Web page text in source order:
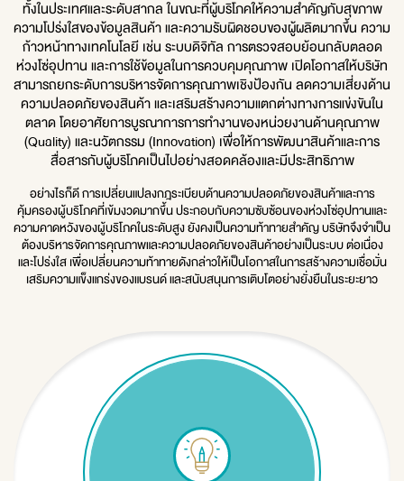
ทั้งในประเทศและระดับสากล ในขณะที่ผู้บริโภคให้ความสำคัญกับสุขภาพ
ความโปร่งใสของข้อมูลสินค้า และความรับผิดชอบของผู้ผลิตมากขึ้น ความ
ก้าวหน้าทางเทคโนโลยี เช่น ระบบดิจิทัล การตรวจสอบย้อนกลับตลอด
ห่วงโซ่อุปทาน และการใช้ข้อมูลในการควบคุมคุณภาพ เปิดโอกาสให้บริษัท
สามารถยกระดับการบริหารจัดการคุณภาพเชิงป้องกัน ลดความเสี่ยงด้าน
ความปลอดภัยของสินค้า และเสริมสร้างความแตกต่างทางการแข่งขันใน
ตลาด โดยอาศัยการบูรณาการการทำงานของหน่วยงานด้านคุณภาพ
(Quality) และนวัตกรรม (Innovation) เพื่อให้การพัฒนาสินค้าและการ
สื่อสารกับผู้บริโภคเป็นไปอย่างสอดคล้องและมีประสิทธิภาพ
อย่างไรก็ดี การเปลี่ยนแปลงกฎระเบียบด้านความปลอดภัยของสินค้าและการ
คุ้มครองผู้บริโภคที่เข้มงวดมากขึ้น ประกอบกับความซับซ้อนของห่วงโซ่อุปทานและ
ความคาดหวังของผู้บริโภคในระดับสูง ยังคงเป็นความท้าทายสำคัญ บริษัทจึงจำเป็น
ต้องบริหารจัดการคุณภาพและความปลอดภัยของสินค้าอย่างเป็นระบบ ต่อเนื่อง
และโปร่งใส เพื่อเปลี่ยนความท้าทายดังกล่าวให้เป็นโอกาสในการสร้างความเชื่อมั่น
เสริมความแข็งแกร่งของแบรนด์ และสนับสนุนการเติบโตอย่างยั่งยืนในระยะยาว